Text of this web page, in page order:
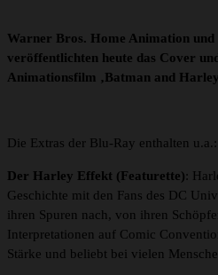
Warner Bros. Home Animation
veröffentlichten heute das Cover
Animationsfilm ‚Batman and
Die Extras der Blu-Ray enthalten u.a.:
Der Harley Effekt (Featurette):
Geschichte mit den Fans des DC
ihren Spuren nach, von ihren
Interpretationen auf Comic
Stärke und beliebt bei vielen